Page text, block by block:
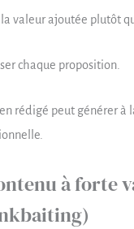
valeur ajoutée plutôt
chaque proposition.
rédigé peut générer à
à forte